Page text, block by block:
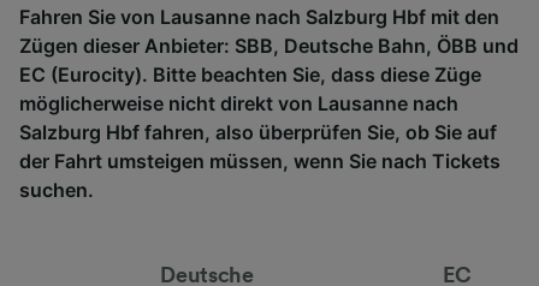
Fahren Sie von Lausanne nach Salzburg Hbf mit den
Zügen dieser Anbieter: SBB, Deutsche Bahn, ÖBB und
EC (Eurocity). Bitte beachten Sie, dass diese Züge
möglicherweise nicht direkt von Lausanne nach
Salzburg Hbf fahren, also überprüfen Sie, ob Sie auf
der Fahrt umsteigen müssen, wenn Sie nach Tickets
suchen.
Deutsche EC